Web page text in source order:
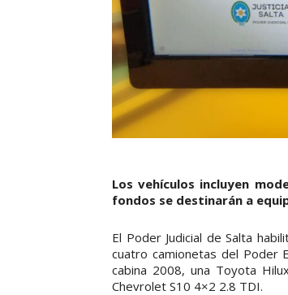
Los vehículos incluyen
fondos se destinarán a
El Poder Judicial de Salta
cuatro camionetas del Poder
cabina 2008, una Toyota
Chevrolet S10 4×2 2.8 TDI.